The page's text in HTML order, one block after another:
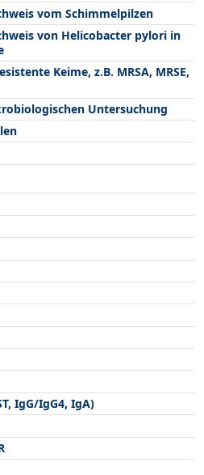
vom Schimmelpilzen
von Helicobacter pylori in
Keime, z.B. MRSA, MRSE,
Untersuchung
IgG/IgG4, IgA)